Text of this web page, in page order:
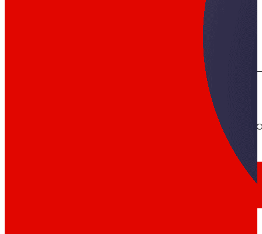
Toda la actualidad y los últimos pasos de